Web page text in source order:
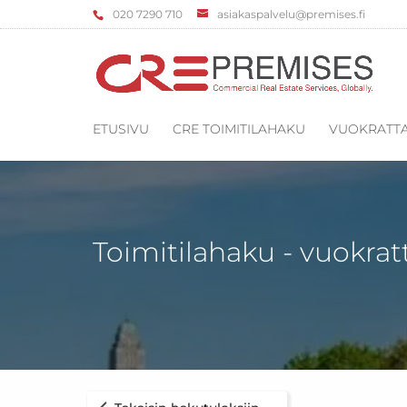
‌020 7290 710 asiakaspalvelu@premises.fi
ETUSIVU CRE TOIMITILAHAKU
Toimitilahaku -